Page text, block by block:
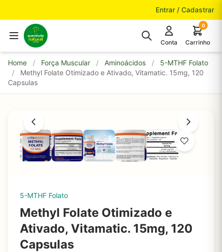
Entrar / Cadastrar
Conta
0
Carrinho
Home / Força Muscular / Aminoácidos /
5-MTHF Folato
/
Methyl Folate Otimizado e Ativado, Vitamatic. 15mg, 120
Capsulas
5-MTHF Folato
Methyl Folate Otimizado e
Ativado, Vitamatic. 15mg, 120
Capsulas